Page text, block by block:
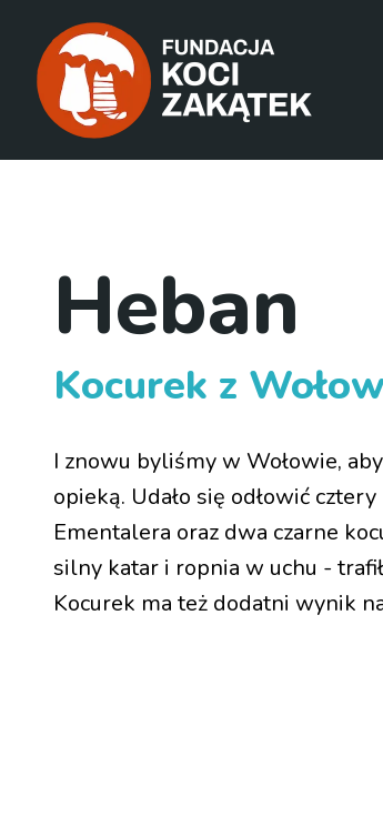
Heban
Kocurek z
I znowu byliśmy w Wołowie,
opieką. Udało się odłowić
Ementalera oraz dwa czarne
silny katar i ropnia w uchu -
Kocurek ma też dodatni wynik